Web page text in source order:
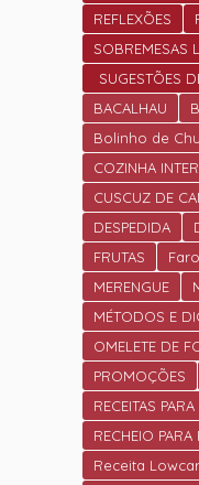
REFLEXÕES
SOBREMESAS
SUGESTÕES
BACALHAU
Bolinho de
COZINHA
CUSCUZ DE
DESPEDIDA
FRUTAS
MERENGUE
MÉTODOS E
OMELETE DE
PROMOÇÕES
RECEITAS
RECHEIO PARA
Receita